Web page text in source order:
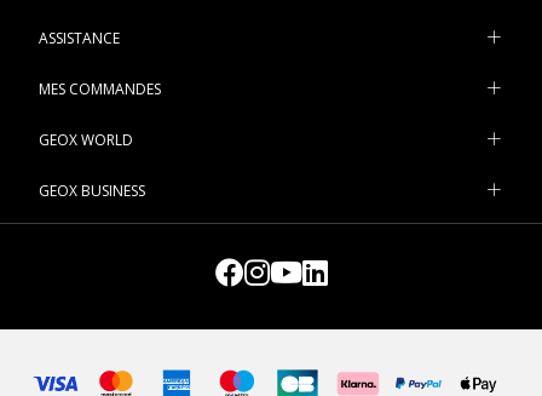
ASSISTANCE
MES COMMANDES
GEOX WORLD
GEOX BUSINESS